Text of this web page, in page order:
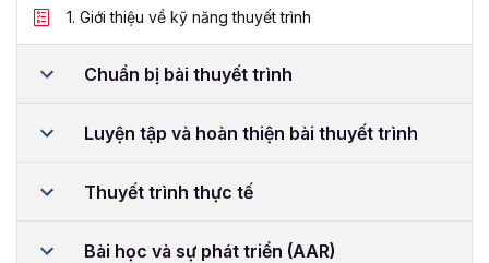
1. Giới thiệu về kỹ năng thuyết trình
Chuẩn bị bài thuyết trình
Luyện tập và hoàn thiện bài thuyết trình
Thuyết trình thực tế
Bài học và sự phát triển (AAR)